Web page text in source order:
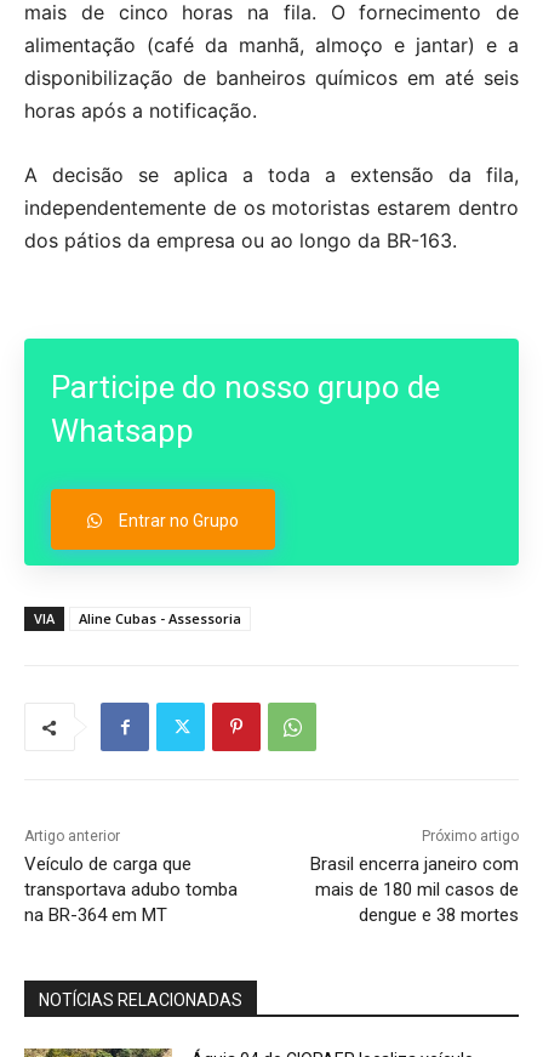
mais de cinco horas na fila. O fornecimento de
alimentação (café da manhã, almoço e jantar) e a
disponibilização de banheiros químicos em até seis
horas após a notificação.
A decisão se aplica a toda a extensão da fila,
independentemente de os motoristas estarem dentro
dos pátios da empresa ou ao longo da BR-163.
Participe do nosso grupo de
Whatsapp
Entrar no Grupo
VIA Aline Cubas - Assessoria
Artigo anterior
Veículo de carga que
transportava adubo tomba
na BR-364 em MT
Próximo artigo
Brasil encerra janeiro com
mais de 180 mil casos de
dengue e 38 mortes
NOTÍCIAS RELACIONADAS